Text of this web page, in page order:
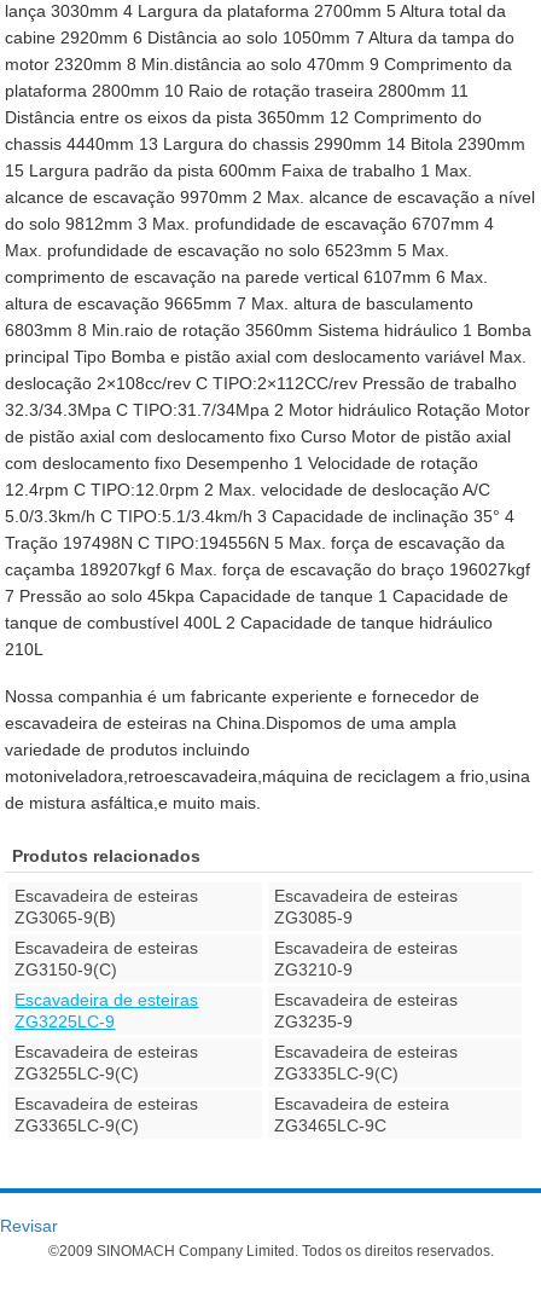
lança 3030mm 4 Largura da plataforma 2700mm 5 Altura total da
cabine 2920mm 6 Distância ao solo 1050mm 7 Altura da tampa do
motor 2320mm 8 Min.distância ao solo 470mm 9 Comprimento da
plataforma 2800mm 10 Raio de rotação traseira 2800mm 11
Distância entre os eixos da pista 3650mm 12 Comprimento do
chassis 4440mm 13 Largura do chassis 2990mm 14 Bitola 2390mm
15 Largura padrão da pista 600mm Faixa de trabalho 1 Max.
alcance de escavação 9970mm 2 Max. alcance de escavação a nível
do solo 9812mm 3 Max. profundidade de escavação 6707mm 4
Max. profundidade de escavação no solo 6523mm 5 Max.
comprimento de escavação na parede vertical 6107mm 6 Max.
altura de escavação 9665mm 7 Max. altura de basculamento
6803mm 8 Min.raio de rotação 3560mm Sistema hidráulico 1 Bomba
principal Tipo Bomba e pistão axial com deslocamento variável Max.
deslocação 2×108cc/rev C TIPO:2×112CC/rev Pressão de trabalho
32.3/34.3Mpa C TIPO:31.7/34Mpa 2 Motor hidráulico Rotação Motor
de pistão axial com deslocamento fixo Curso Motor de pistão axial
com deslocamento fixo Desempenho 1 Velocidade de rotação
12.4rpm C TIPO:12.0rpm 2 Max. velocidade de deslocação A/C
5.0/3.3km/h C TIPO:5.1/3.4km/h 3 Capacidade de inclinação 35° 4
Tração 197498N C TIPO:194556N 5 Max. força de escavação da
caçamba 189207kgf 6 Max. força de escavação do braço 196027kgf
7 Pressão ao solo 45kpa Capacidade de tanque 1 Capacidade de
tanque de combustível 400L 2 Capacidade de tanque hidráulico
210L
Nossa companhia é um fabricante experiente e fornecedor de
escavadeira de esteiras na China.Dispomos de uma ampla
variedade de produtos incluindo
motoniveladora,retroescavadeira,máquina de reciclagem a frio,usina
de mistura asfáltica,e muito mais.
Produtos relacionados
Escavadeira de esteiras
ZG3065-9(B)
Escavadeira de esteiras
ZG3085-9
Escavadeira de esteiras
ZG3150-9(C)
Escavadeira de esteiras
ZG3210-9
Escavadeira de esteiras
ZG3225LC-9
Escavadeira de esteiras
ZG3235-9
Escavadeira de esteiras
ZG3255LC-9(C)
Escavadeira de esteiras
ZG3335LC-9(C)
Escavadeira de esteiras
ZG3365LC-9(C)
Escavadeira de esteira
ZG3465LC-9C
Revisar
©2009 SINOMACH Company Limited. Todos os direitos reservados.